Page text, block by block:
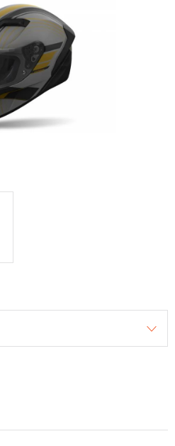
Reklamace a vrácení zboží